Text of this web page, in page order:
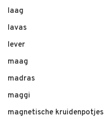
laag
lavas
lever
maag
madras
maggi
magnetische kruidenpotjes